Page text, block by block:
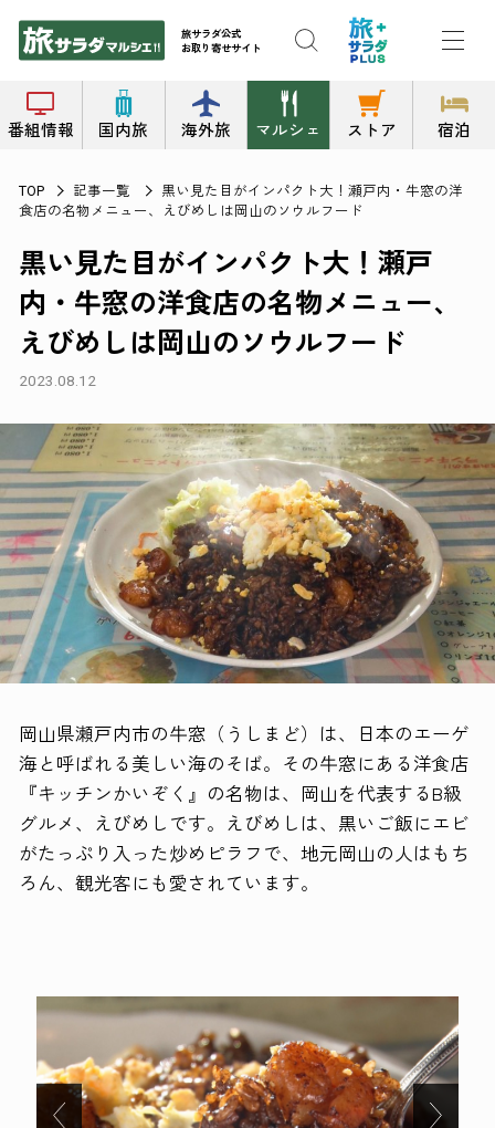
旅サラダ公式
お取り寄せサイト
番組情報 国内旅 海外旅 マルシェ ストア 宿泊
TOP 記事一覧
黒い見た目がインパクト大！瀬戸内・牛窓の洋
食店の名物メニュー、えびめしは岡山のソウルフード
黒い見た目がインパクト大！瀬戸
内・牛窓の洋食店の名物メニュー、
えびめしは岡山のソウルフード
2023.08.12
岡山県瀬戸内市の牛窓（うしまど）は、日本のエーゲ
海と呼ばれる美しい海のそば。その牛窓にある洋食店
『キッチンかいぞく』の名物は、岡山を代表するB級
グルメ、えびめしです。えびめしは、黒いご飯にエビ
がたっぷり入った炒めピラフで、地元岡山の人はもち
ろん、観光客にも愛されています。